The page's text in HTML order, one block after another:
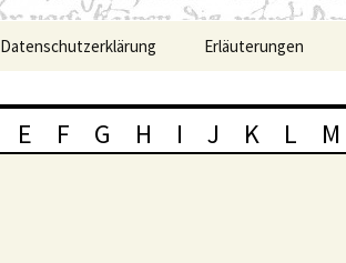
Datenschutzerklärung Erläuterungen
E F G H I J K L M